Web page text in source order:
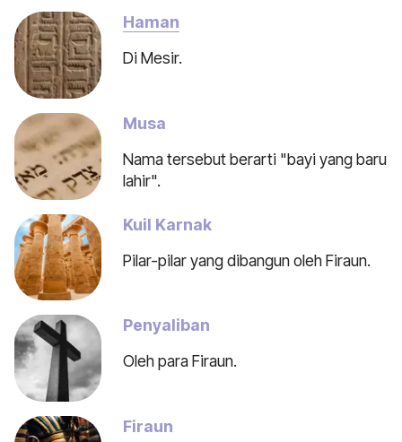
Haman
Di Mesir.
Musa
Nama tersebut berarti "bayi yang baru
lahir".
Kuil Karnak
Pilar-pilar yang dibangun oleh Firaun.
Penyaliban
Oleh para Firaun.
Firaun